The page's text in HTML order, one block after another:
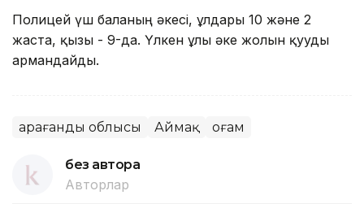
Полицей үш баланың әкесі, ұлдары 10 және 2
жаста, қызы - 9-да. Үлкен ұлы әке жолын қууды
армандайды.
Қарағанды облысы Аймақ Қоғам
без автора
Авторлар